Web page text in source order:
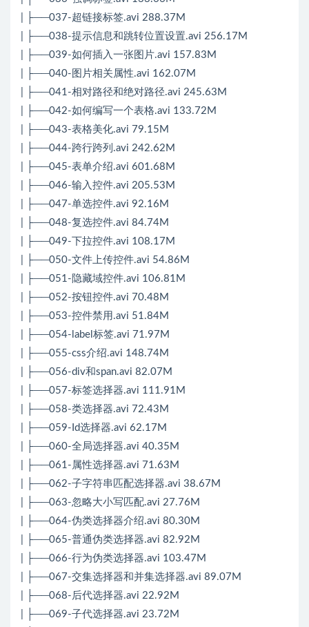
| ├──037-超链接标签.avi 288.37M
| ├──038-提示信息和跳转位置设置.avi 256.17M
| ├──039-如何插入一张图片.avi 157.83M
| ├──040-图片相关属性.avi 162.07M
| ├──041-相对路径和绝对路径.avi 245.63M
| ├──042-如何编写一个表格.avi 133.72M
| ├──043-表格美化.avi 79.15M
| ├──044-跨行跨列.avi 242.62M
| ├──045-表单介绍.avi 601.68M
| ├──046-输入控件.avi 205.53M
| ├──047-单选控件.avi 92.16M
| ├──048-复选控件.avi 84.74M
| ├──049-下拉控件.avi 108.17M
| ├──050-文件上传控件.avi 54.86M
| ├──051-隐藏域控件.avi 106.81M
| ├──052-按钮控件.avi 70.48M
| ├──053-控件禁用.avi 51.84M
| ├──054-label标签.avi 71.97M
| ├──055-css介绍.avi 148.74M
| ├──056-div和span.avi 82.07M
| ├──057-标签选择器.avi 111.91M
| ├──058-类选择器.avi 72.43M
| ├──059-Id选择器.avi 62.17M
| ├──060-全局选择器.avi 40.35M
| ├──061-属性选择器.avi 71.63M
| ├──062-子字符串匹配选择器.avi 38.67M
| ├──063-忽略大小写匹配.avi 27.76M
| ├──064-伪类选择器介绍.avi 80.30M
| ├──065-普通伪类选择器.avi 82.92M
| ├──066-行为伪类选择器.avi 103.47M
| ├──067-交集选择器和并集选择器.avi 89.07M
| ├──068-后代选择器.avi 22.92M
| ├──069-子代选择器.avi 23.72M